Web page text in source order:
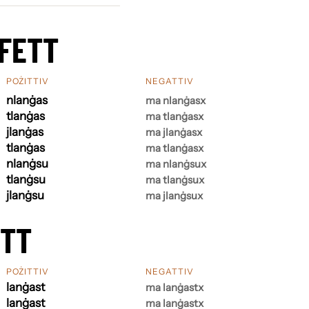
POŻITTIV
nlanġas
tlanġas
jlanġas
tlanġas
nlanġsu
tlanġsu
jlanġsu
NEGATTIV
ma nlanġasx
ma tlanġasx
ma jlanġasx
ma tlanġasx
ma nlanġsux
ma tlanġsux
ma jlanġsux
POŻITTIV
lanġast
lanġast
NEGATTIV
ma lanġastx
ma lanġastx